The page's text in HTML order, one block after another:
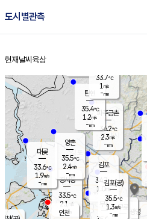
도시별관측
홈
현재날씨 육상
경서동
33.5℃
2.1 m/s
-mm
파주금촌
36.2℃
2.3m/s
-mm
대곶
33.6℃
1.9m/s
-mm
탄현
35.4℃
1.2m/s
-mm
김포
34.7℃
1.0 m/s
mm
광명
부천
양촌
35.5℃
2.4m/s
-mm
구로
김포(공)
35.5℃
1.3m/s
-mm
인천
33.7℃
1 m/s
-mm